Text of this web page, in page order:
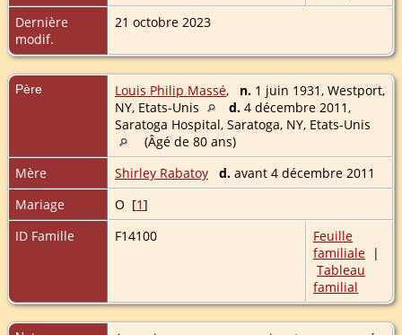
Dernière
modif.
21 octobre 2023
Père Louis Philip Massé, n. 1 juin 1931, Westport,
NY, Etats-Unis
d. 4 décembre 2011,
Saratoga Hospital, Saratoga, NY, Etats-Unis
(Âgé de 80 ans)
Mère
Shirley Rabatoy d. avant 4 décembre 2011
Mariage
O [1]
ID Famille
F14100
Feuille
familiale |
Tableau
familial